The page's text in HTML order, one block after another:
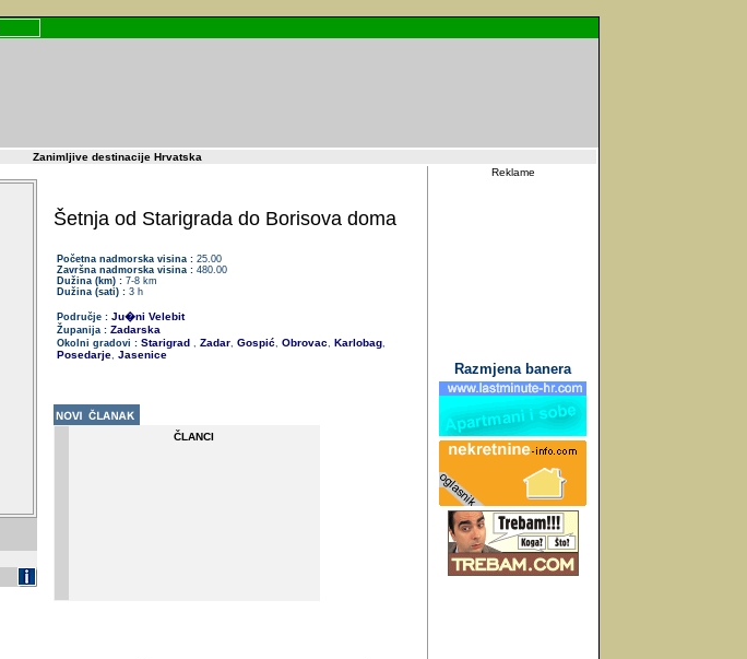
Zanimljive destinacije Hrvatska
Šetnja od Starigrada do Borisova doma
Početna nadmorska visina :25.00
Završna nadmorska visina :480.00
Dužina (km) :7-8 km
Dužina (sati) :3 h
Područje : Ju�ni Velebit
Županija : Zadarska
Okolni gradovi : Starigrad , Zadar, Gospić, Obrovac, Karlobag,
Posedarje, Jasenice
ČLANCI
Reklame
Razmjena banera